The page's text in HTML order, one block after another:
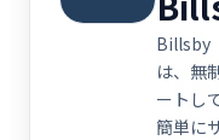
Billsby
は、無
ートし
簡単に